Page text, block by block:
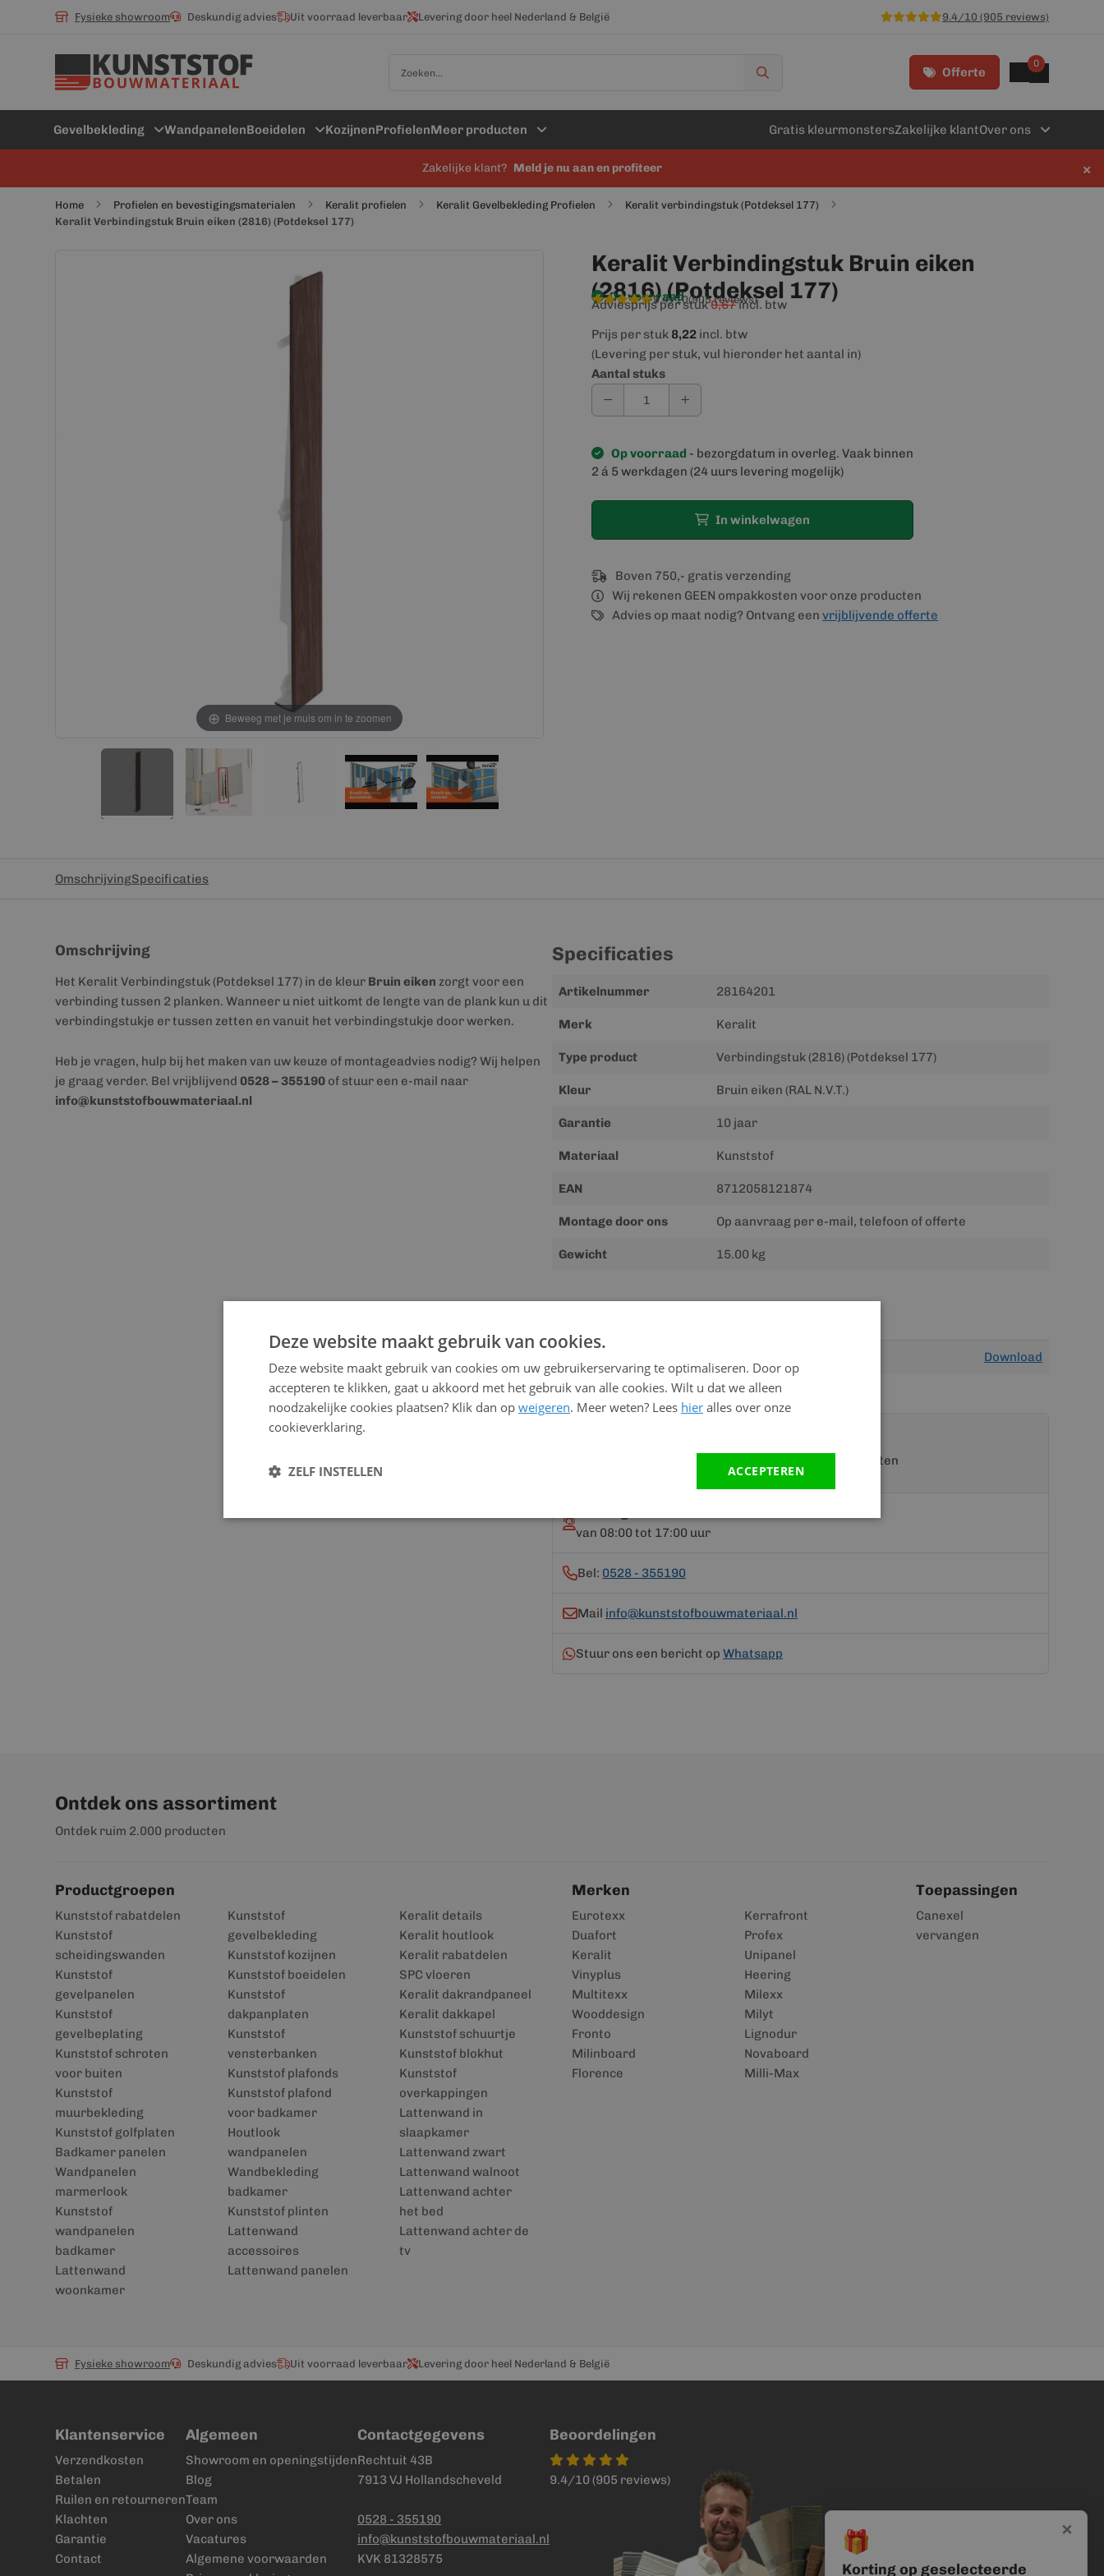
Fysieke showroom Deskundig advies Uit voorraad leverbaar Levering door heel Nederland & België 9.4/10 (905 reviews)
Offerte
0
Gevelbekleding WandpanelenBoeidelen KozijnenProfielenMeer producten Gratis kleurmonstersZakelijke klantOver ons
Zakelijke klant? Meld je nu aan en profiteer ×
Home Profielen en bevestigingsmaterialen Keralit profielen Keralit Gevelbekleding Profielen
Keralit verbindingstuk (Potdeksel 177)
Keralit Verbindingstuk Bruin eiken (2816) (Potdeksel 177)
Beweeg met je muis om in te zoomen
Keralit Verbindingstuk Bruin eiken
(2816) (Potdeksel 177)
Op voorraad
9,4/10(905 reviews)
Adviesprijs per stuk9,67incl. btw
Prijs per stuk 8,22 incl. btw
(Levering per stuk, vul hieronder het aantal in)
Aantal stuks
Op voorraad - bezorgdatum in overleg. Vaak binnen
2 á 5 werkdagen (24 uurs levering mogelijk)
In winkelwagen
Boven 750,- gratis verzending
Wij rekenen GEEN ompakkosten voor onze producten
Advies op maat nodig? Ontvang een vrijblijvende offerte
OmschrijvingSpecificaties
Omschrijving
Het Keralit Verbindingstuk (Potdeksel 177) in de kleur Bruin eiken zorgt voor een
verbinding tussen 2 planken. Wanneer u niet uitkomt de lengte van de plank kun u dit
verbindingstukje er tussen zetten en vanuit het verbindingstukje door werken.
Heb je vragen, hulp bij het maken van uw keuze of montageadvies nodig? Wij helpen
je graag verder. Bel vrijblijvend 0528 – 355190 of stuur een e-mail naar
info@kunststofbouwmateriaal.nl
Specificaties
Meer
Artikelnummer 28164201
Merk Keralit
Type product Verbindingstuk (2816) (Potdeksel 177)
Kleur Bruin eiken (RAL N.V.T.)
Garantie 10 jaar
Materiaal Kunststof
EAN 8712058121874
Montage door ons Op aanvraag per e-mail, telefoon of offerte
Gewicht 15.00 kg
Meer
informatie
Download
Neem contact op met een van onze specialisten
van 08:00 tot 17:00 uur
Bel: 0528 - 355190
Mail info@kunststofbouwmateriaal.nl
Stuur ons een bericht op Whatsapp
Ontdek ons assortiment
Ontdek ruim 2.000 producten
Productgroepen
Kunststof rabatdelen
Kunststof
scheidingswanden
Kunststof
gevelpanelen
Kunststof
gevelbeplating
Kunststof schroten
voor buiten
Kunststof
muurbekleding
Kunststof golfplaten
Badkamer panelen
Wandpanelen
marmerlook
Kunststof
wandpanelen
badkamer
Lattenwand
woonkamer
Kunststof
gevelbekleding
Kunststof kozijnen
Kunststof boeidelen
Kunststof
dakpanplaten
Kunststof
vensterbanken
Kunststof plafonds
Kunststof plafond
voor badkamer
Houtlook
wandpanelen
Wandbekleding
badkamer
Kunststof plinten
Lattenwand
accessoires
Lattenwand panelen
Keralit details
Keralit houtlook
Keralit rabatdelen
SPC vloeren
Keralit dakrandpaneel
Keralit dakkapel
Kunststof schuurtje
Kunststof blokhut
Kunststof
overkappingen
Lattenwand in
slaapkamer
Lattenwand zwart
Lattenwand walnoot
Lattenwand achter
het bed
Lattenwand achter de
tv
Merken
Eurotexx
Duafort
Keralit
Vinyplus
Multitexx
Wooddesign
Fronto
Milinboard
Florence
Kerrafront
Profex
Unipanel
Heering
Milexx
Milyt
Lignodur
Novaboard
Milli-Max
Toepassingen
Canexel
vervangen
Fysieke showroom Deskundig advies Uit voorraad leverbaar Levering door heel Nederland & België
Klantenservice
Verzendkosten
Betalen
Ruilen en retourneren
Klachten
Garantie
Contact
Algemeen
Showroom en openingstijden
Blog
Team
Over ons
Vacatures
Algemene voorwaarden
Contactgegevens
Rechtuit 43B
7913 VJ Hollandscheveld
0528 - 355190
info@kunststofbouwmateriaal.nl
KVK 81328575
Beoordelingen
9.4/10 (905 reviews)
×
🎁
Korting op geselecteerde
Deze website maakt gebruik van cookies.
Deze website maakt gebruik van cookies om uw gebruikerservaring te optimaliseren. Door op
accepteren te klikken, gaat u akkoord met het gebruik van alle cookies. Wilt u dat we alleen
noodzakelijke cookies plaatsen? Klik dan op weigeren. Meer weten? Lees hier alles over onze
cookieverklaring.
ACCEPTEREN
ZELF INSTELLEN